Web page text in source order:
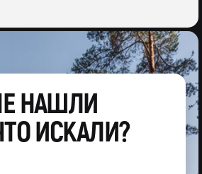
НАШЛИ
ИСКАЛИ?